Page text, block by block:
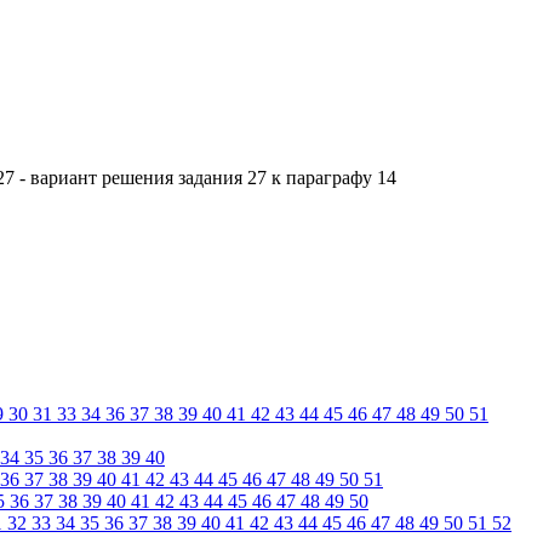
- вариант решения задания 27 к параграфу 14
30 31 33 34 36 37 38 39 40 41 42 43 44 45 46 47 48 49 50 51
34 35 36 37 38 39 40
36 37 38 39 40 41 42 43 44 45 46 47 48 49 50 51
36 37 38 39 40 41 42 43 44 45 46 47 48 49 50
32 33 34 35 36 37 38 39 40 41 42 43 44 45 46 47 48 49 50 51 52